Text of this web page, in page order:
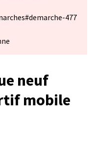
477
neuf
mobile